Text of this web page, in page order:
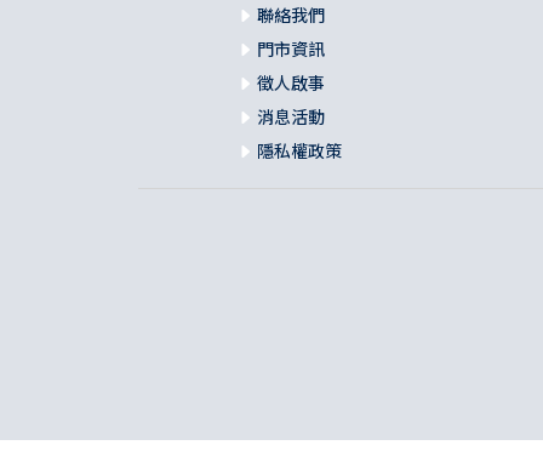
聯絡我們
門市資訊
徵人啟事
消息活動
隱私權政策